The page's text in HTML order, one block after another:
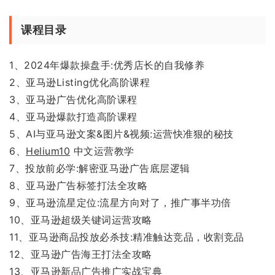
课程目录
1、2024年爆款操盘手:优秀店长的自我修养
2、亚马逊Listing优化高阶课程
3、亚马逊广告优化高阶课程
4、亚马逊爆款打造高阶课程
5、AI与亚马逊文案&图片&视频:运营快准狠的秘技
6、 Helium10 中文运营教学
7、投放前必学:解密亚马逊广告底层逻辑
8、亚马逊广告标签打法全攻略
9、亚马逊流星定位:流星方向对了，推广事半功倍
10、亚马逊超级关键词运营攻略
11、亚马逊商品投放必杀技:精准触达竞品，收割竞品
12、亚马逊广告海王打法全攻略
13、亚马逊新品广告推广实战宝典